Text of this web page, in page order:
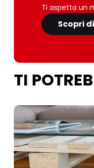
Ti aspetta un
Scopri
TI